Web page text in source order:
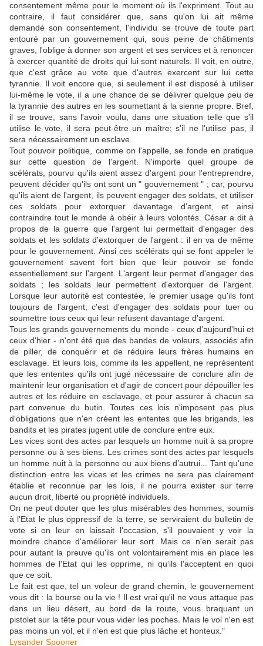
consentement même pour le moment où ils l'expriment. Tout au
contraire, il faut considérer que, sans qu'on lui ait même
demandé son consentement, l'individu se trouve de toute part
entouré par un gouvernement qui, sous peine de châtiments
graves, l'oblige à donner son argent et ses services et à renoncer
à exercer quantité de droits qui lui sont naturels. Il voit, en outre,
que c'est grâce au vote que d'autres exercent sur lui cette
tyrannie. Il voit encore que, si seulement il est disposé à utiliser
lui-même le vote, il a une chance de se délivrer quelque peu de
la tyrannie des autres en les soumettant à la sienne propre. Bref,
il se trouve, sans l'avoir voulu, dans une situation telle que s'il
utilise le vote, il sera peut-être un maître; s'il ne l'utilise pas, il
sera nécessairement un esclave.
Tout pouvoir politique, comme on l'appelle, se fonde en pratique
sur cette question de l'argent. N'importe quel groupe de
scélérats, pourvu qu'ils aient assez d'argent pour l'entreprendre,
peuvent décider qu'ils ont sont un " gouvernement " ; car, pourvu
qu'ils aient de l'argent, ils peuvent engager des soldats, et utiliser
ces soldats pour extorquer davantage d'argent, et ainsi
contraindre tout le monde à obéir à leurs volontés. César a dit à
propos de la guerre que l'argent lui permettait d'engager des
soldats et les soldats d'extorquer de l'argent : il en va de même
pour le gouvernement. Ainsi ces scélérats qui se font appeler le
gouvernement savent fort bien que leur pouvoir se fonde
essentiellement sur l'argent. L'argent leur permet d'engager des
soldats ; les soldats leur permettent d'extorquer de l'argent.
Lorsque leur autorité est contestée, le premier usage qu'ils font
toujours de l'argent, c'est d'engager des soldats pour tuer ou
soumettre tous ceux qui leur refusent davantage d'argent.
Tous les grands gouvernements du monde - ceux d'aujourd'hui et
ceux d'hier - n'ont été que des bandes de voleurs, associés afin
de piller, de conquérir et de réduire leurs frères humains en
esclavage. Et leurs lois, comme ils les appellent, ne représentent
que les ententes qu'ils ont jugé nécessaire de conclure afin de
maintenir leur organisation et d'agir de concert pour dépouiller les
autres et les réduire en esclavage, et pour assurer à chacun sa
part convenue du butin. Toutes ces lois n'imposent pas plus
d'obligations que n'en créent les ententes que les brigands, les
bandits et les pirates jugent utile de conclure entre eux.
Les vices sont des actes par lesquels un homme nuit à sa propre
personne ou à ses biens. Les crimes sont des actes par lesquels
un homme nuit à la personne ou aux biens d’autrui... Tant qu’une
distinction entre les vices et les crimes ne sera pas clairement
établie et reconnue par les lois, il ne pourra exister sur terre
aucun droit, liberté ou propriété individuels.
On ne peut douter que les plus misérables des hommes, soumis
à l'Etat le plus oppressif de la terre, se serviraient du bulletin de
vote si on leur en laissait l'occasion, s'il pouvaient y voir la
moindre chance d'améliorer leur sort. Mais ce n'en serait pas
pour autant la preuve qu'ils ont volontairement mis en place les
hommes de l'Etat qui les opprime, ni qu'ils l'acceptent en quoi
que ce soit.
Le fait est que, tel un voleur de grand chemin, le gouvernement
vous dit : la bourse ou la vie ! Il est vrai qu'il ne vous attaque pas
dans un lieu désert, au bord de la route, vous braquant un
pistolet sur la tête pour vous vider les poches. Mais le vol n'en est
pas moins un vol, et il n'en est que plus lâche et honteux."
Lysander Spooner